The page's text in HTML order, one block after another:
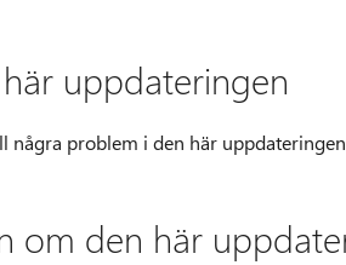
uppdateringen
problem i den här
om den här